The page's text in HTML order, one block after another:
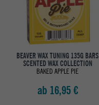
BEAVER WAX TUNING 135G BARS
SCENTED WAX COLLECTION
BAKED APPLE PIE
ab 16,95 €